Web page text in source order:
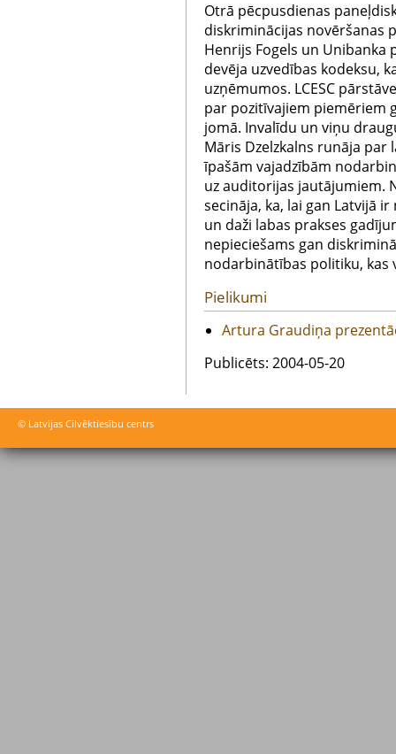
Otrā pēcpusdienas
diskriminācijas novēršanas
Henrijs Fogels un Unibanka
devēja uzvedības kodeksu,
uzņēmumos. LCESC
par pozitīvajiem piemēriem
jomā. Invalīdu un viņu
Māris Dzelzkalns runāja
īpašām vajadzībām
uz auditorijas jautājumiem.
secināja, ka, lai gan Latvijā
un daži labas prakses
nepieciešams gan
nodarbinātības politiku, kas
Pielikumi
Artura Graudiņa
Publicēts: 2004-05-20
© Latvijas Cilvēktiesību centrs